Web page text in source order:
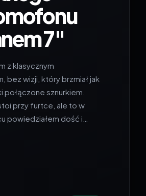
7″
z klasycznym
wizji, który brzmiał jak
sznurkiem.
przy furtce, ale to w
powiedziałem dość i…